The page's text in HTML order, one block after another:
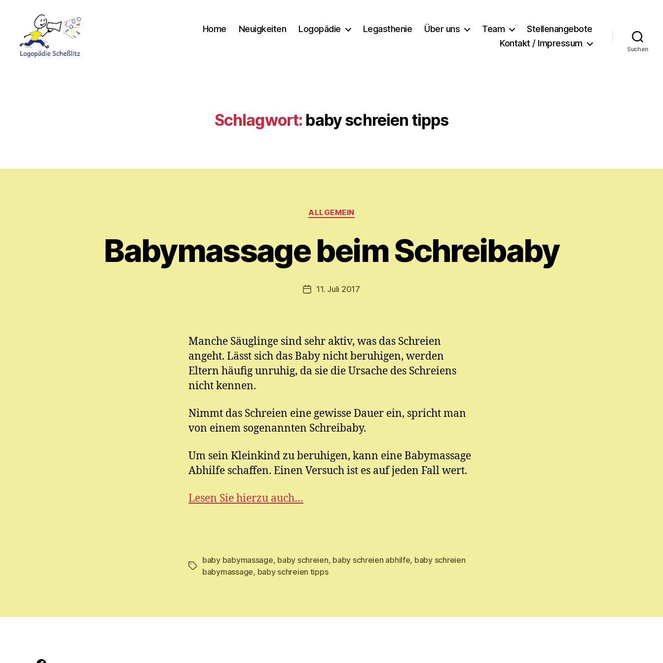
Home Neuigkeiten Logopädie Legasthenie Über uns Team
Stellenangebote
Kontakt / Impressum
Suchen
Schlagwort: baby schreien tipps
Kategorien
ALLGEMEIN
Babymassage beim Schreibaby
Beitragsautor
V
n
M
y
m
h
el
Veröffentlichungsdatum
11. Juli 2017
Manche Säuglinge sind sehr aktiv, was das Schreien
angeht. Lässt sich das Baby nicht beruhigen, werden
Eltern häufig unruhig, da sie die Ursache des Schreiens
nicht kennen.
Nimmt das Schreien eine gewisse Dauer ein, spricht man
von einem sogenannten Schreibaby.
Um sein Kleinkind zu beruhigen, kann eine Babymassage
Abhilfe schaffen. Einen Versuch ist es auf jeden Fall wert.
Lesen Sie hierzu auch…
Schlagwörter
baby babymassage, baby schreien, baby schreien abhilfe, baby schreien
babymassage, baby schreien tipps